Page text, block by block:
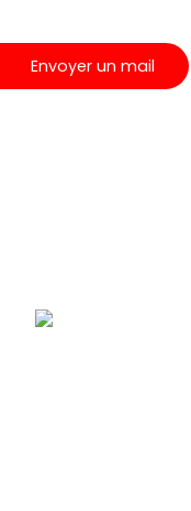
Envoyer un mail